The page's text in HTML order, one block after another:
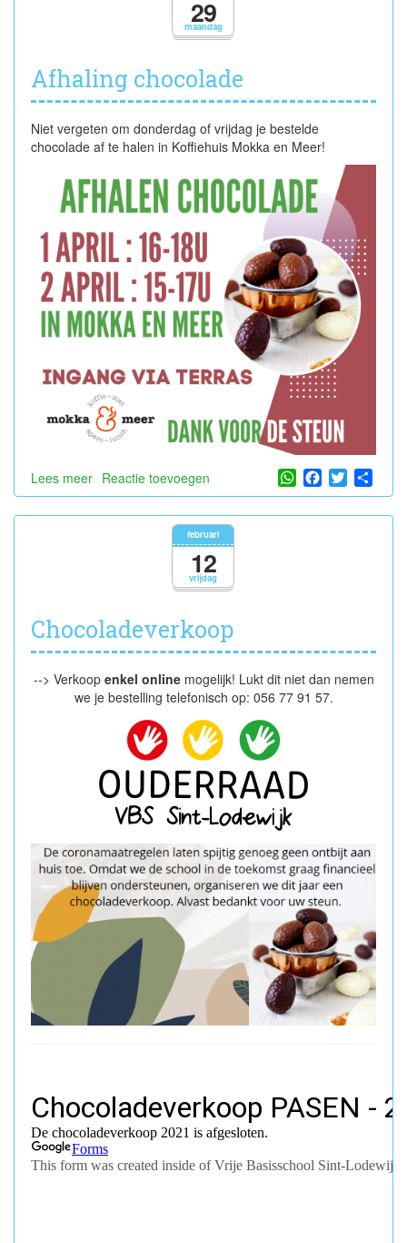
maandag
29
Afhaling chocolade
Niet vergeten om donderdag of vrijdag je bestelde
chocolade af te halen in Koffiehuis Mokka en Meer!
Lees meer over
Afhaling
chocolade
Reactie toevoegen WhatsApp
Facebook
Twitter
vrijdag
februari
12
Chocoladeverkoop
--> Verkoop enkel onlinemogelijk! Lukt dit niet dan nemen
we je bestelling telefonisch op: 056 77 91 57.